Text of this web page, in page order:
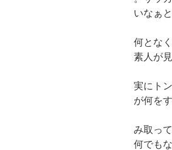
いなぁ
何とな
素人が
実にト
が何を
み取っ
何でも